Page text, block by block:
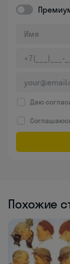
Даю
Похожие